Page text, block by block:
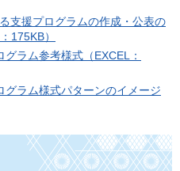
支援プログラムの作成・公表の
175KB）
グラム参考様式（EXCEL：
グラム様式パターンのイメージ